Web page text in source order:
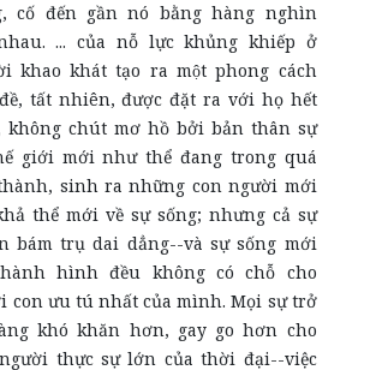
cố đến gần nó bằng hàng nghìn
... của nỗ lực khủng khiếp ở
khao khát tạo ra một phong cách
tất nhiên, được đặt ra với họ hết
không chút mơ hồ bởi bản thân sự
giới mới như thể đang trong quá
sinh ra những con người mới
thể mới về sự sống; nhưng cả sự
bám trụ dai dẳng--và sự sống mới
hình đều không có chỗ cho
con ưu tú nhất của mình. Mọi sự trở
khó khăn hơn, gay go hơn cho
thực sự lớn của thời đại--việc